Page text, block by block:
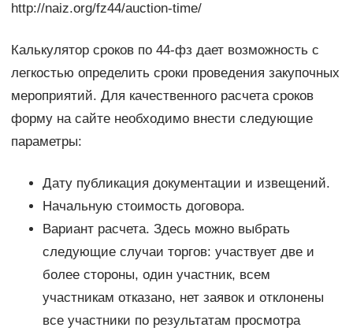
http://naiz.org/fz44/auction-time/
Калькулятор сроков по 44-фз дает возможность с
легкостью определить сроки проведения закупочных
мероприятий. Для качественного расчета сроков
форму на сайте необходимо внести следующие
параметры:
Дату публикация документации и извещений.
Начальную стоимость договора.
Вариант расчета. Здесь можно выбрать
следующие случаи торгов: участвует две и
более стороны, один участник, всем
участникам отказано, нет заявок и отклонены
все участники по результатам просмотра